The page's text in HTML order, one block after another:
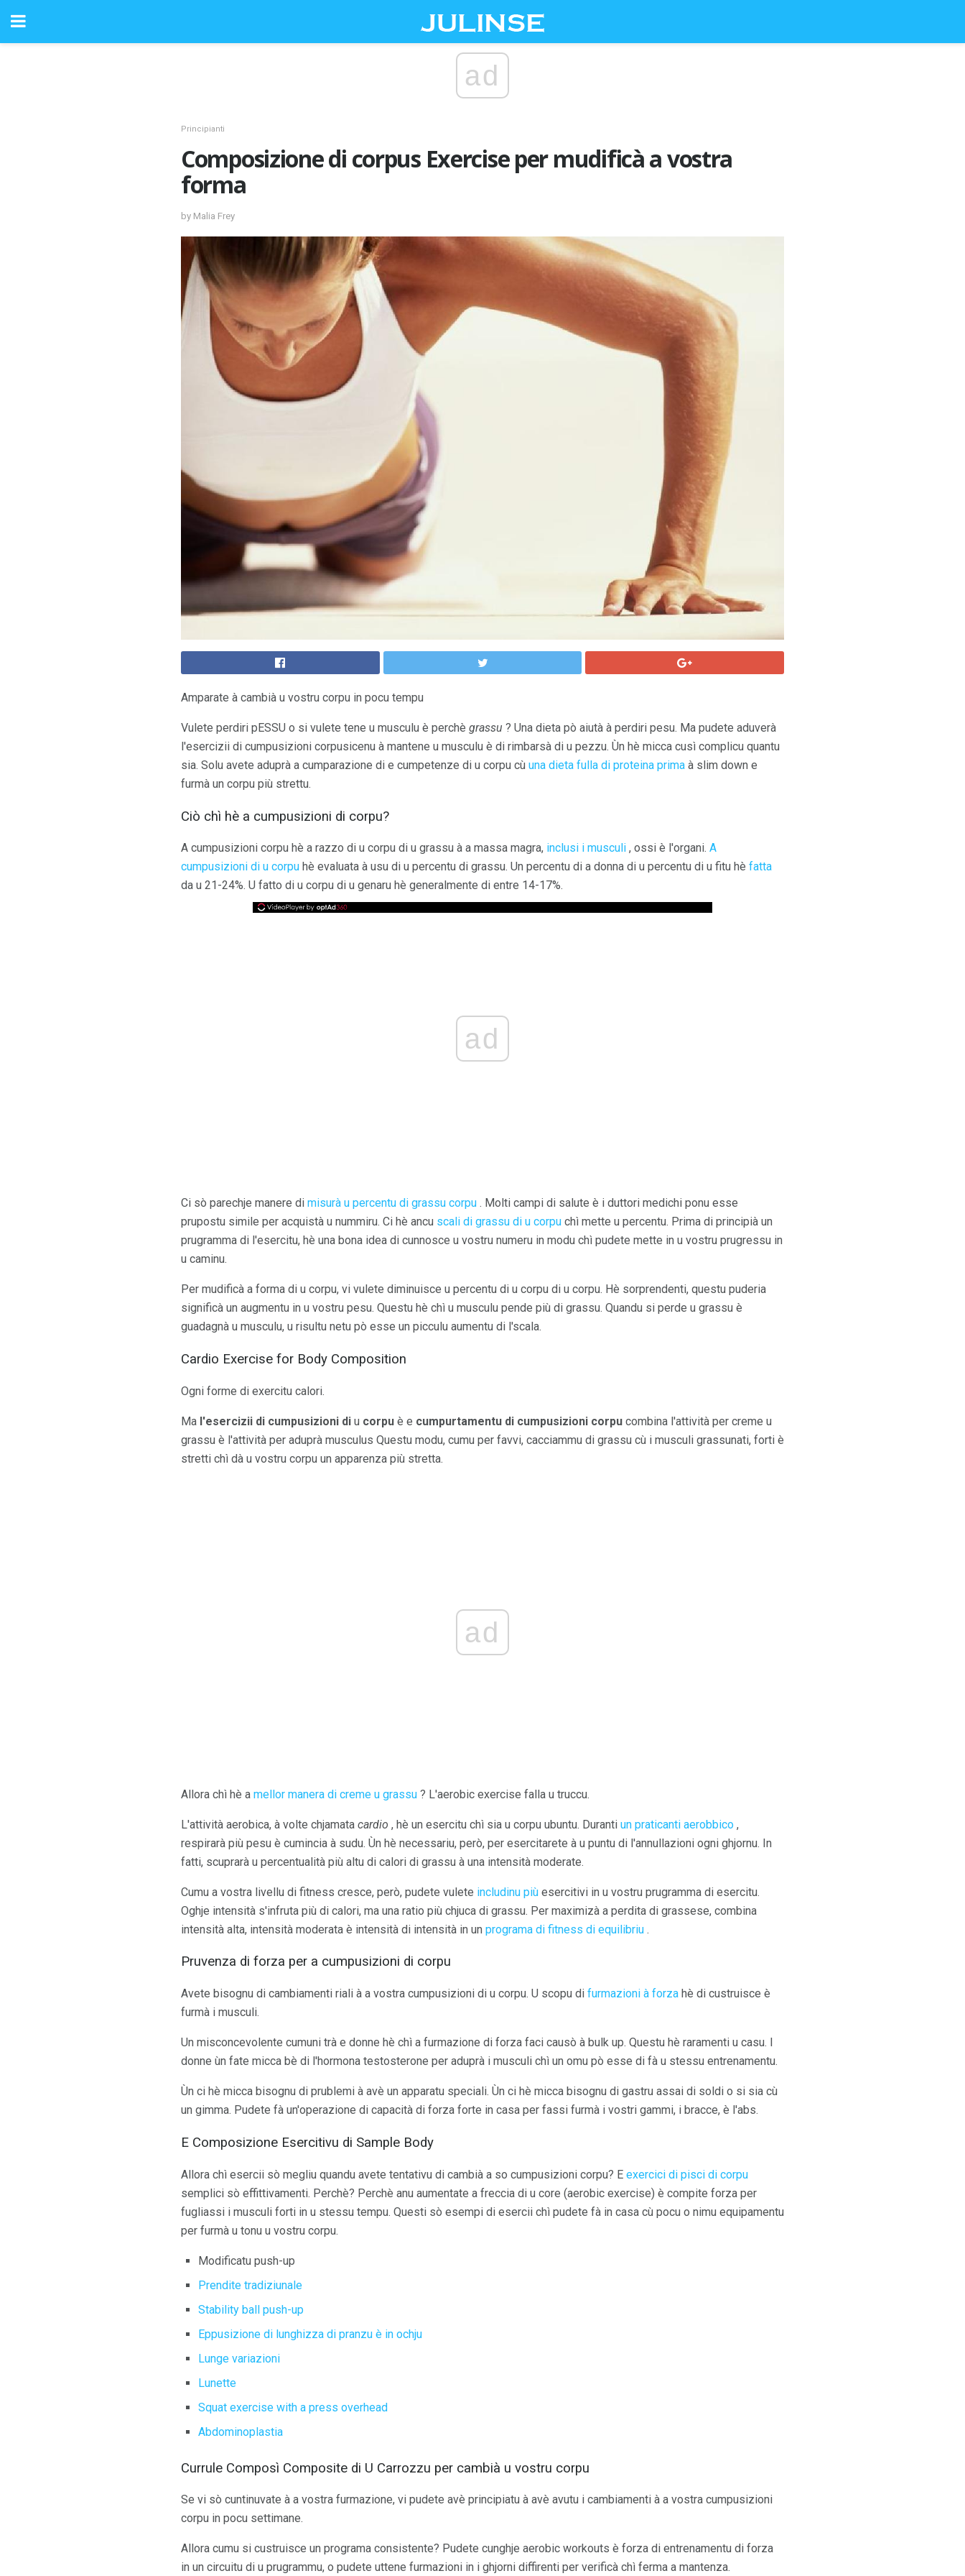
ad
Principianti
Composizione di corpus Exercise per mudificà a vostra
forma
by Malia Frey
Amparate à cambià u vostru corpu in pocu tempu
Vulete perdiri pESSU o si vulete tene u musculu è perchè grassu ? Una dieta pò aiutà à perdiri pesu. Ma pudete aduverà
l'esercizii di cumpusizioni corpusicenu à mantene u musculu è di rimbarsà di u pezzu. Ùn hè micca cusì complicu quantu
sia. Solu avete aduprà a cumparazione di e cumpetenze di u corpu cù una dieta fulla di proteina prima à slim down e
furmà un corpu più strettu.
Ciò chì hè a cumpusizioni di corpu?
A cumpusizioni corpu hè a razzo di u corpu di u grassu à a massa magra, inclusi i musculi , ossi è l'organi. A
cumpusizioni di u corpu hè evaluata à usu di u percentu di grassu. Un percentu di a donna di u percentu di u fitu hè fatta
da u 21-24%. U fatto di u corpu di u genaru hè generalmente di entre 14-17%.
ad
Ci sò parechje manere di misurà u percentu di grassu corpu . Molti campi di salute è i duttori medichi ponu esse
prupostu simile per acquistà u nummiru. Ci hè ancu scali di grassu di u corpu chì mette u percentu. Prima di principià un
prugramma di l'esercitu, hè una bona idea di cunnosce u vostru numeru in modu chì pudete mette in u vostru prugressu in
u caminu.
Per mudificà a forma di u corpu, vi vulete diminuisce u percentu di u corpu di u corpu. Hè sorprendenti, questu puderia
significà un augmentu in u vostru pesu. Questu hè chì u musculu pende più di grassu. Quandu si perde u grassu è
guadagnà u musculu, u risultu netu pò esse un picculu aumentu di l'scala.
Cardio Exercise for Body Composition
Ogni forme di exercitu calori.
Ma l'esercizii di cumpusizioni di u corpu è e cumpurtamentu di cumpusizioni corpu combina l'attività per creme u
grassu è l'attività per aduprà musculus Questu modu, cumu per favvi, cacciammu di grassu cù i musculi grassunati, forti è
stretti chì dà u vostru corpu un apparenza più stretta.
ad
Allora chì hè a mellor manera di creme u grassu ? L'aerobic exercise falla u truccu.
L'attività aerobica, à volte chjamata cardio , hè un esercitu chì sia u corpu ubuntu. Duranti un praticanti aerobbico ,
respirarà più pesu è cumincia à sudu. Ùn hè necessariu, però, per esercitarete à u puntu di l'annullazioni ogni ghjornu. In
fatti, scuprarà u percentualità più altu di calori di grassu à una intensità moderate.
Cumu a vostra livellu di fitness cresce, però, pudete vulete includinu più esercitivi in ​​u vostru prugramma di esercitu.
Oghje intensità s'infruta più di calori, ma una ratio più chjuca di grassu. Per maximizà a perdita di grassese, combina
intensità alta, intensità moderata è intensità di intensità in un programa di fitness di equilibriu .
Pruvenza di forza per a cumpusizioni di corpu
Avete bisognu di cambiamenti riali à a vostra cumpusizioni di u corpu. U scopu di furmazioni à forza hè di custruisce è
furmà i musculi.
Un misconcevolente cumuni trà e donne hè chì a furmazione di forza faci causò à bulk up. Questu hè raramenti u casu. I
donne ùn fate micca bè di l'hormona testosterone per aduprà i musculi chì un omu pò esse di fà u stessu entrenamentu.
Ùn ci hè micca bisognu di prublemi à avè un apparatu speciali. Ùn ci hè micca bisognu di gastru assai di soldi o si sia cù
un gimma. Pudete fà un'operazione di capacità di forza forte in casa per fassi furmà i vostri gammi, i bracce, è l'abs.
E Composizione Esercitivu di Sample Body
Allora chì esercii sò megliu quandu avete tentativu di cambià a so cumpusizioni corpu? E exercici di pisci di corpu
semplici sò effittivamenti. Perchè? Perchè anu aumentate a freccia di u core (aerobic exercise) è compite forza per
fugliassi i musculi forti in u stessu tempu. Questi sò esempi di esercii chì pudete fà in casa cù pocu o nimu equipamentu
per furmà u tonu u vostru corpu.
Modificatu push-up
Prendite tradiziunale
Stability ball push-up
Eppusizione di lunghizza di pranzu è in ochju
Lunge variazioni
Lunette
Squat exercise with a press overhead
Abdominoplastia
Currule Composì Composite di U Carrozzu per cambià u vostru corpu
Se vi sò cuntinuvate à a vostra furmazione, vi pudete avè principiatu à avè avutu i cambiamenti à a vostra cumpusizioni
corpu in pocu settimane.
Allora cumu si custruisce un programa consistente? Pudete cunghje aerobic workouts è forza di entrenamentu di forza
in un circuitu di u prugrammu, o pudete uttene furmazioni in i ghjorni diffirenti per verificà chì ferma a mantenza.